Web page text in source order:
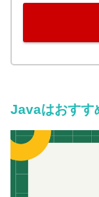
Javaはおすす